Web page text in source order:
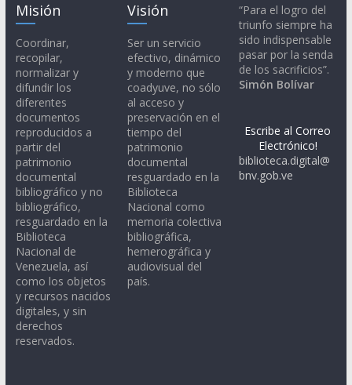
Misión
Coordinar,
recopilar,
normalizar y
difundir los
diferentes
documentos
reproducidos a
partir del
patrimonio
documental
bibliográfico y no
bibliográfico,
resguardado en la
Biblioteca
Nacional de
Venezuela, así
como los objetos
y recursos nacidos
digitales, y sin
derechos
reservados.
Visión
Ser un servicio
efectivo, dinámico
y moderno que
coadyuve, no sólo
al acceso y
preservación en el
tiempo del
patrimonio
documental
resguardado en la
Biblioteca
Nacional como
memoria colectiva
bibliográfica,
hemerográfica y
audiovisual del
país.
“Para el logro del
triunfo siempre ha
sido indispensable
pasar por la senda
de los sacrificios”.
Simón Bolívar
Escribe al Correo
Electrónico!
biblioteca.digital@
bnv.gob.ve